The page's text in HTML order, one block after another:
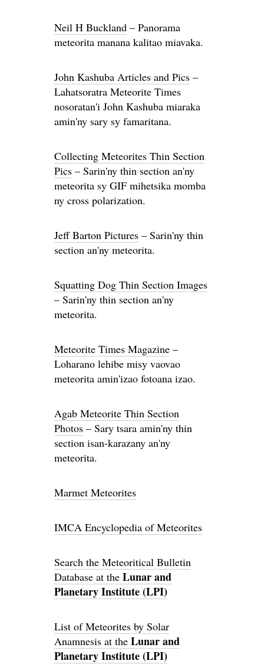
Neil H Buckland – Panorama
meteorita manana kalitao miavaka.
John Kashuba Articles and Pics –
Lahatsoratra Meteorite Times
nosoratan'i John Kashuba miaraka
amin'ny sary sy famaritana.
Collecting Meteorites Thin Section
Pics – Sarin'ny thin section an'ny
meteorita sy GIF mihetsika momba
ny cross polarization.
Jeff Barton Pictures – Sarin'ny thin
section an'ny meteorita.
Squatting Dog Thin Section Images
– Sarin'ny thin section an'ny
meteorita.
Meteorite Times Magazine –
Loharano lehibe misy vaovao
meteorita amin'izao fotoana izao.
Agab Meteorite Thin Section
Photos – Sary tsara amin'ny thin
section isan-karazany an'ny
meteorita.
Marmet Meteorites
IMCA Encyclopedia of Meteorites
Search the Meteoritical Bulletin
Database at the Lunar and
Planetary Institute (LPI)
List of Meteorites by Solar
Anamnesis at the Lunar and
Planetary Institute (LPI)